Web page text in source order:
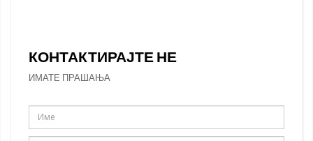
КОНТАКТИРАЈТЕ НЕ
ИМАТЕ ПРАШАЊА